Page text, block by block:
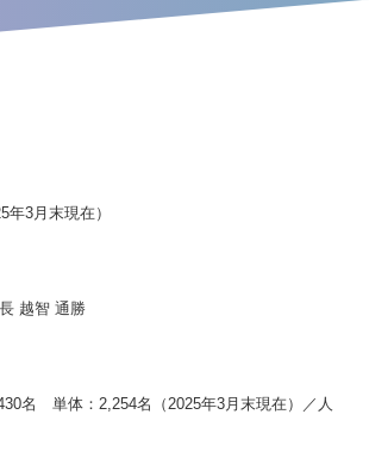
年3月末現在）
越智 通勝
名 単体：2,254名（2025年3月末現在）／人